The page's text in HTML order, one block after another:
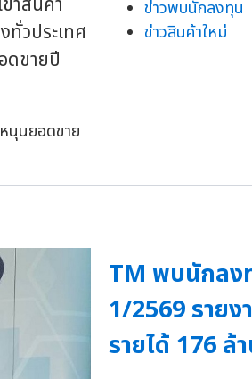
ทั่วประเทศ
ดขายปี
ข่าวพบนักลงทุน
ข่าวสินค้าใหม่
TM พบนักลง
1/2569 ราย
รายได้ 176 ล้